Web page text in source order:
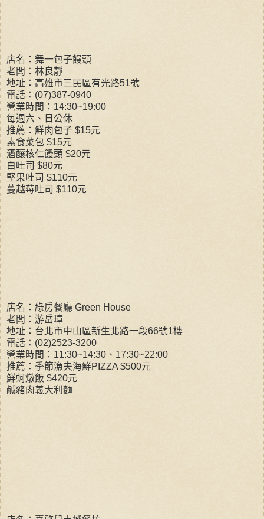
店名：舞一包子饅頭
老闆：林良靜
地址：高雄市三民區有光路51號
電話：(07)387-0940
營業時間：14:30~19:00
每週六、日公休
推薦：鮮肉包子 $15元
素食菜包 $15元
酒釀核仁饅頭 $20元
白吐司 $80元
堅果吐司 $110元
蔓越莓吐司 $110元
店名：綠房餐廳 Green House
老闆：游岳璋
地址：台北市中山區新生北路一段66號1樓
電話：(02)2523-3200
營業時間：11:30~14:30、17:30~22:00
推薦：季節漁夫海鮮PIZZA $500元
鮮蚵燉飯 $420元
鹹豬肉義大利麵